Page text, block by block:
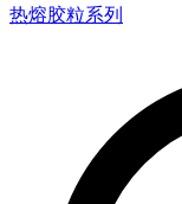
热熔胶粒系列